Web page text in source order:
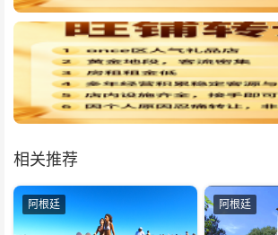
相关推荐
阿根廷 阿根廷